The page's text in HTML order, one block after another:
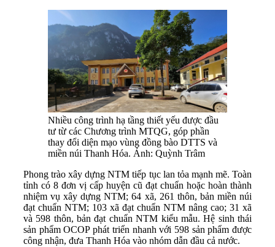
Nhiều công trình hạ tầng thiết yếu được đầu
tư từ các Chương trình MTQG, góp phần
thay đổi diện mạo vùng đồng bào DTTS và
miền núi Thanh Hóa. Ảnh: Quỳnh Trâm
Phong trào xây dựng NTM tiếp tục lan tỏa mạnh mẽ. Toàn
tỉnh có 8 đơn vị cấp huyện cũ đạt chuẩn hoặc hoàn thành
nhiệm vụ xây dựng NTM; 64 xã, 261 thôn, bản miền núi
đạt chuẩn NTM; 103 xã đạt chuẩn NTM nâng cao; 31 xã
và 598 thôn, bản đạt chuẩn NTM kiểu mẫu. Hệ sinh thái
sản phẩm OCOP phát triển nhanh với 598 sản phẩm được
công nhận, đưa Thanh Hóa vào nhóm dẫn đầu cả nước.